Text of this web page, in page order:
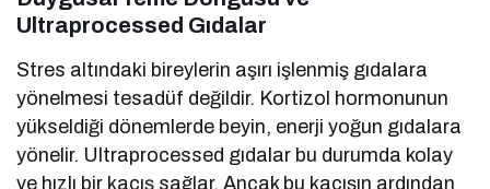
Ultraprocessed Gıdalar
Stres altındaki bireylerin aşırı işlenmiş gıdalara
yönelmesi tesadüf değildir. Kortizol hormonunun
yükseldiği dönemlerde beyin, enerji yoğun gıdalara
yönelir. Ultraprocessed gıdalar bu durumda kolay
ve hızlı bir kaçış sağlar. Ancak bu kaçışın ardından